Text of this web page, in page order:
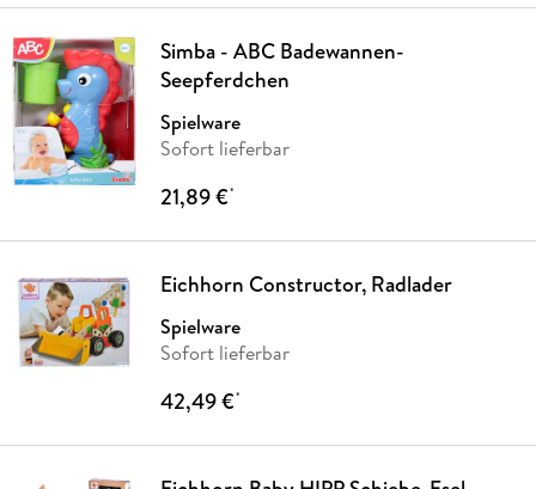
Simba - ABC Badewannen-
Seepferdchen
Spielware
Sofort lieferbar
21,89 €*
Eichhorn Constructor, Radlader
Spielware
Sofort lieferbar
42,49 €*